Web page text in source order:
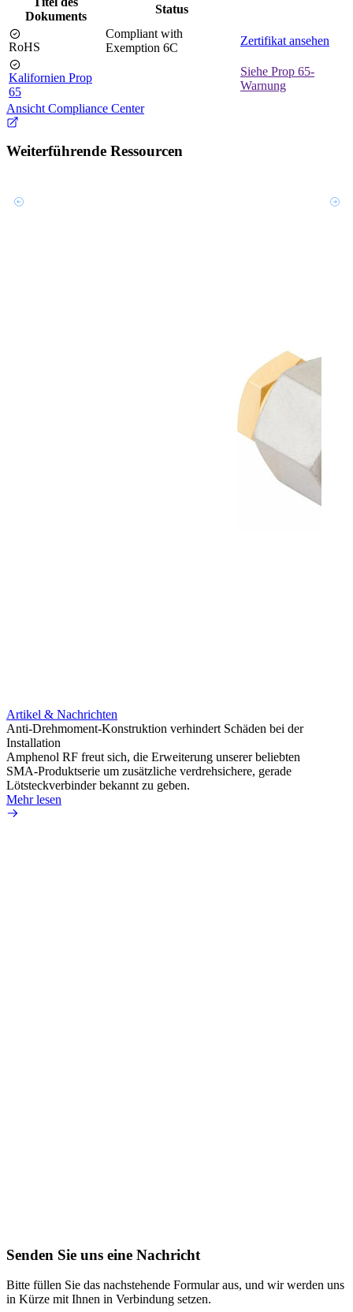
Dokuments
Status
RoHS
Compliant with
Exemption 6C
Zertifikat ansehen
Kalifornien Prop
65
Siehe Prop 65-
Warnung
Ansicht Compliance Center
Weiterführende Ressourcen
Artikel & Nachrichten
Anti-Drehmoment-Konstruktion verhindert Schäden bei der
Installation
Amphenol RF freut sich, die Erweiterung unserer beliebten
SMA-Produktserie um zusätzliche verdrehsichere, gerade
Lötsteckverbinder bekannt zu geben.
Mehr lesen
Senden Sie uns eine Nachricht
Bitte füllen Sie das nachstehende Formular aus, und wir werden uns
in Kürze mit Ihnen in Verbindung setzen.